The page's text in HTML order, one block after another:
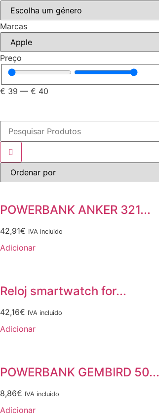
Marcas
Preço
€ 39 — € 40
POWERBANK ANKER 321...
42,91€ IVA incluido
Adicionar
Reloj smartwatch for...
42,16€ IVA incluido
Adicionar
POWERBANK GEMBIRD 50...
8,86€ IVA incluido
Adicionar